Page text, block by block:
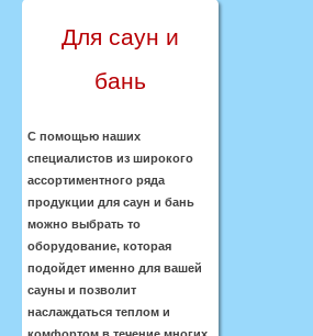
Для саун и
бань
С помощью наших
специалистов из широкого
ассортиментного ряда
продукции для саун и бань
можно выбрать то
оборудование, которая
подойдет именно для вашей
сауны и позволит
наслаждаться теплом и